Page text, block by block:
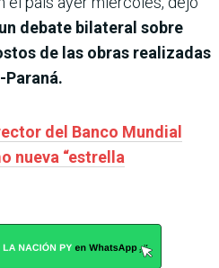
debate bilateral sobre
de las obras realizadas
Paraná.
del Banco Mundial
nueva “estrella